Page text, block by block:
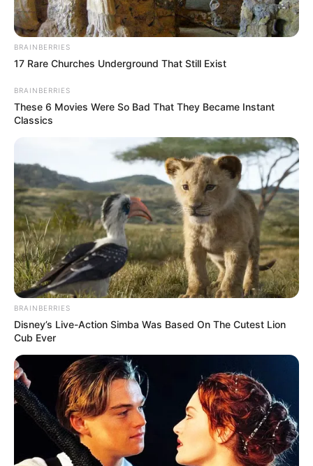
Dobrev Klára azt mondta: az egész országon
érződik, hogy az embereknek elegük van a
Fideszből, változást akarnak.
Ugyanakkor a többség összeszorított foggal
próbál túlélni és nem mer megszólalni,
mert fél a következményektől, miközben alig várja,
hogy „végre véget érjen az a rémálom, amelyet
Orbán-rendszernek hívnak” – tette hozzá.
BRAINBERRIES
17 Rare Churches Underground That Still Exist
BRAINBERRIES
These 6 Movies Were So Bad That They Became Instant
Classics
BRAINBERRIES
Disney’s Live-Action Simba Was Based On The Cutest Lion
Cub Ever